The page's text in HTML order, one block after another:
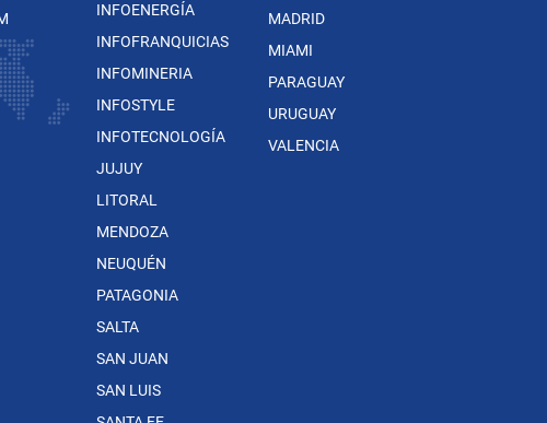
INFOENERGÍA
INFOFRANQUICIAS
INFOMINERIA
INFOSTYLE
INFOTECNOLOGÍA
JUJUY
LITORAL
MENDOZA
NEUQUÉN
PATAGONIA
SALTA
SAN JUAN
SAN LUIS
MADRID
MIAMI
PARAGUAY
URUGUAY
VALENCIA